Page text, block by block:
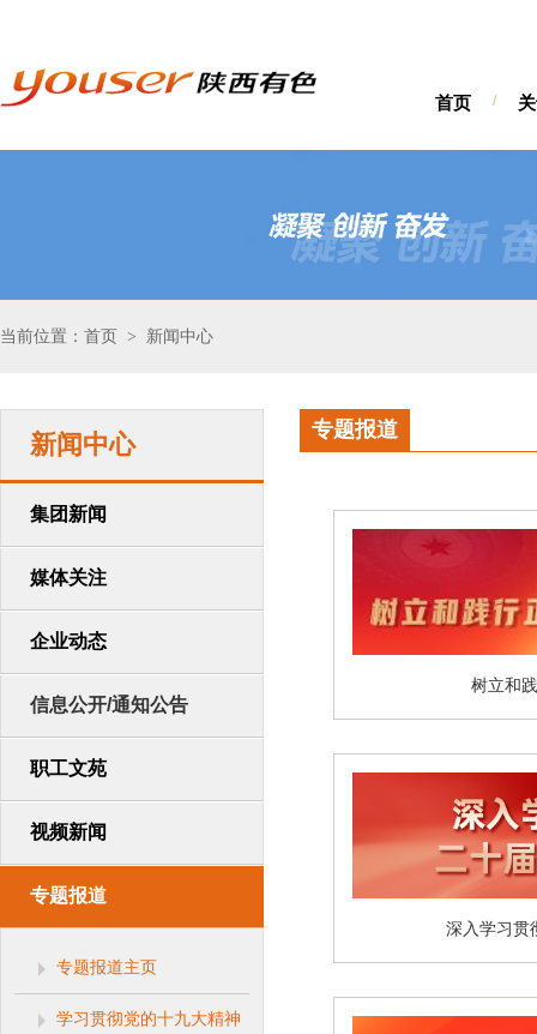
首页 /
当前位置：首页 > 新闻中心
新闻中心
集团新闻
媒体关注
企业动态
信息公开/通知公告
职工文苑
视频新闻
专题报道
专题报道主页
学习贯彻党的十九大精神
专题报道
树立和
深入学习贯